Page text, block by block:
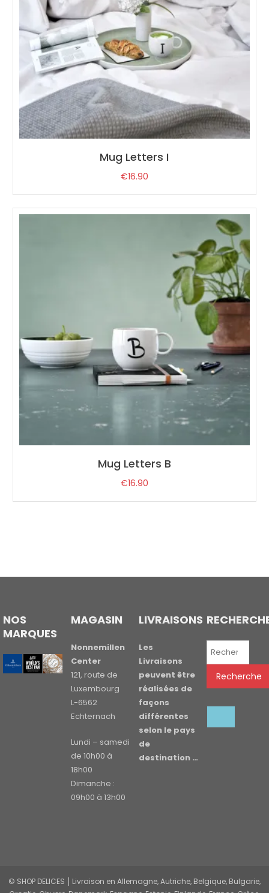
Mug Letters I
€16.90
Mug Letters B
€16.90
NOS
MARQUES
MAGASIN
Nonnemillen
Center
121, route de
Luxembourg
L-6562
Echternach
Lundi – samedi
de 10h00 à
18h00
Dimanche :
09h00 à 13h00
LIVRAISONS
Les
Livraisons
peuvent être
réalisées de
façons
différentes
selon le pays
de
destination …
Recherche
Recherche
© SHOP DELICES ⎮ Livraison en Allemagne, Autriche, Belgique, Bulgarie,